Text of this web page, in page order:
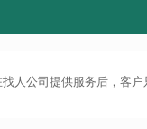
人公司提供服务后，客户